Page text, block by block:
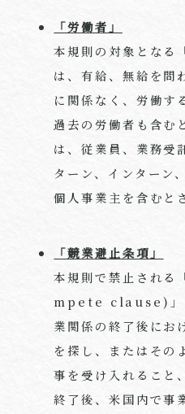
「労働者」
本規則の対象とな
は、有給、無給を問
に関係なく、労働す
過去の労働者も含む
は、従業員、業務受
ターン、インターン
個人事業主を含むと
「競業避止条項」
本規則で禁止され
mpete clause)」
業関係の終了後にお
を探し、またはその
事を受け入れること
終了後、米国内で事